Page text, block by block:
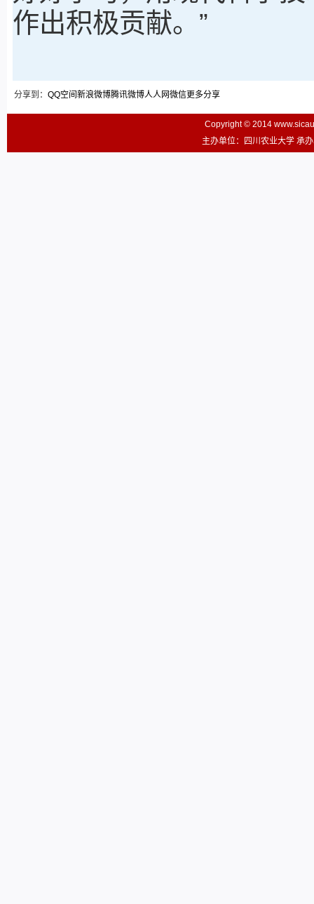
作出积极贡献。”
分享到： QQ空间 新浪微博腾讯微博人人网微信更多分享
Copyright © 2014
主办单位：四川农业大学 承